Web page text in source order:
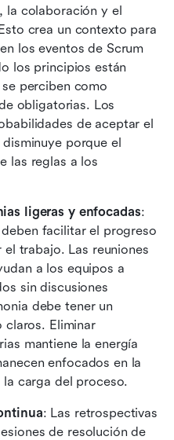
la colaboración y el
crea un contexto para
los eventos de Scrum
los principios están
perciben como
obligatorias. Los
de aceptar el
porque el
las reglas a los
ligeras y enfocadas:
facilitar el progreso
trabajo. Las reuniones
a los equipos a
sin discusiones
debe tener un
claros. Eliminar
mantiene la energía
enfocados en la
carga del proceso.
: Las retrospectivas
de resolución de